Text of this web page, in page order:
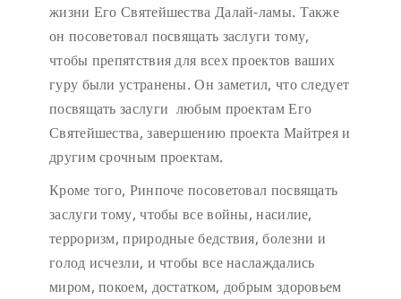
жизни Его Святейшества Далай-ламы. Также
он посоветовал посвящать заслуги тому,
чтобы препятствия для всех проектов ваших
гуру были устранены. Он заметил, что следует
посвящать заслуги любым проектам Его
Святейшества, завершению проекта Майтрея и
другим срочным проектам.
Кроме того, Ринпоче посоветовал посвящать
заслуги тому, чтобы все войны, насилие,
терроризм, природные бедствия, болезни и
голод исчезли, и чтобы все наслаждались
миром, покоем, достатком, добрым здоровьем